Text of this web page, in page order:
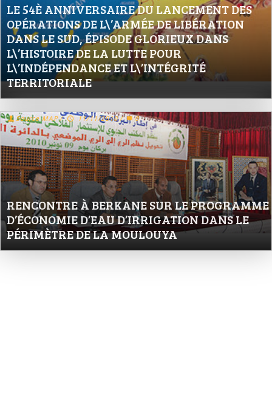
LE 54È ANNIVERSAIRE DU LANCEMENT DES
OPÉRATIONS DE L\’ARMÉE DE LIBÉRATION
DANS LE SUD, ÉPISODE GLORIEUX DANS
L\’HISTOIRE DE LA LUTTE POUR
L\’INDÉPENDANCE ET L\’INTÉGRITÉ
TERRITORIALE
RENCONTRE À BERKANE SUR LE PROGRAMME
D’ÉCONOMIE D’EAU D’IRRIGATION DANS LE
PÉRIMÈTRE DE LA MOULOUYA
Source MAP / 11/11/2010 / 0